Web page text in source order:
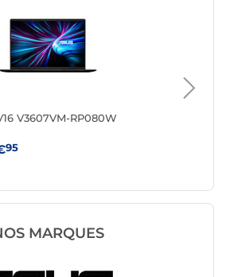
V3607VM-RP080W
95
MARQUES